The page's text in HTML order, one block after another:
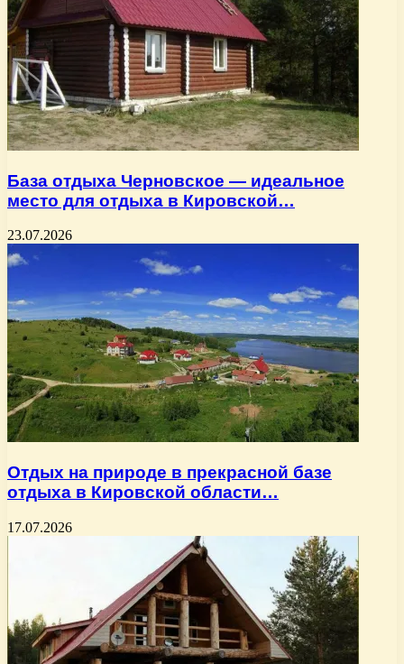
База отдыха Черновское — идеальное
место для отдыха в Кировской…
23.07.2026
Отдых на природе в прекрасной базе
отдыха в Кировской области…
17.07.2026